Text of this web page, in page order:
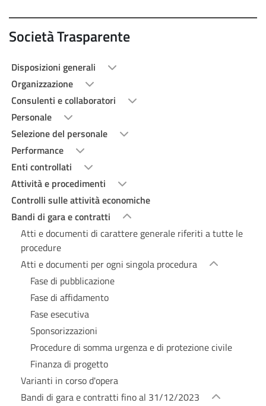
Società Trasparente
Disposizioni generali
Organizzazione
Consulenti e collaboratori
Personale
Selezione del personale
Performance
Enti controllati
Attività e procedimenti
Controlli sulle attività economiche
Bandi di gara e contratti
Atti e documenti di carattere generale riferiti a tutte le
procedure
Atti e documenti per ogni singola procedura
Fase di pubblicazione
Fase di affidamento
Fase esecutiva
Sponsorizzazioni
Procedure di somma urgenza e di protezione civile
Finanza di progetto
Varianti in corso d'opera
Bandi di gara e contratti fino al 31/12/2023